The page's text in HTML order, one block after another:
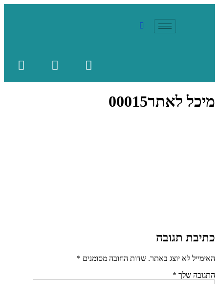
מיכל לאתר00015
כתיבת תגובה
האימייל לא יוצג באתר. שדות החובה מסומנים *
התגובה שלך *